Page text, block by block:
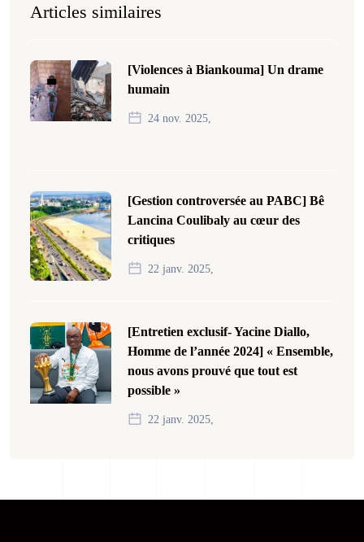
Articles similaires
[Violences à Biankouma] Un drame
humain
24 nov. 2025,
[Gestion controversée au PABC] Bê
Lancina Coulibaly au cœur des
critiques
22 janv. 2025,
[Entretien exclusif- Yacine Diallo,
Homme de l’année 2024] « Ensemble,
nous avons prouvé que tout est
possible »
22 janv. 2025,